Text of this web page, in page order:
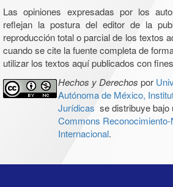
Las opiniones expresadas por los
reflejan la postura del editor de la
reproducción total o parcial de los textos
cuando se cite la fuente completa de
utilizar los textos aquí publicados con
Hechos y Derechos por
Autónoma de México,
Jurídicas se distribuye bajo
Commons
Internacional.